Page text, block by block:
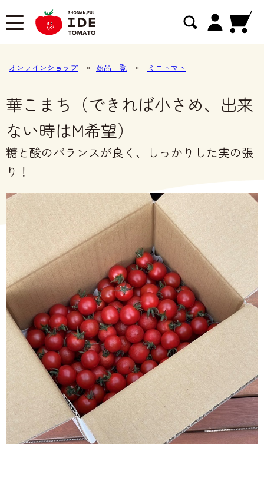
オンラインショップ » 商品一覧 » ミニトマト
華こまち（できれば小さめ、出来
ない時はM希望）
糖と酸のバランスが良く、しっかりした実の張
り！